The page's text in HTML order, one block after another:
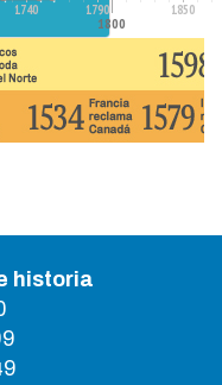
1800
1740 1790 1850
historia